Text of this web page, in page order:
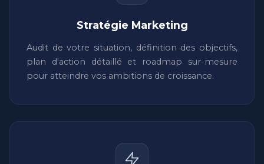
Stratégie Marketing
Audit de votre situation, définition des objectifs,
plan d'action détaillé et roadmap sur-mesure
pour atteindre vos ambitions de croissance.